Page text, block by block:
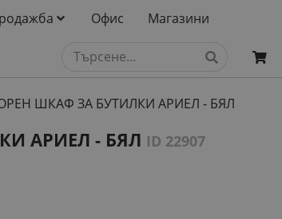
Офис Магазини
ШКАФ ЗА БУТИЛКИ АРИЕЛ - БЯЛ
АРИЕЛ - БЯЛ ID 22907